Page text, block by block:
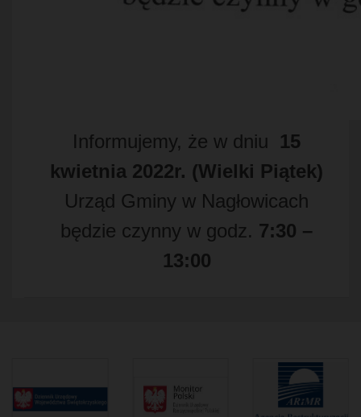
Informujemy, że w dniu 15
kwietnia 2022r. (Wielki Piątek)
Urząd Gminy w Nagłowicach
będzie czynny w godz. 7:30 –
13:00